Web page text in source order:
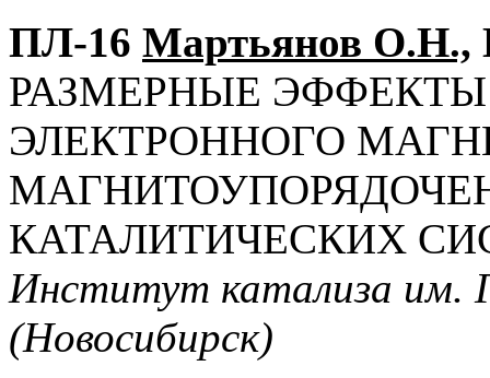
ПЛ-16 Мартьянов О.Н.,
РАЗМЕРНЫЕ
ЭЛЕКТРОННОГО
КАТАЛИТИЧЕСКИХ
Институт катализа им.
(Новосибирск)